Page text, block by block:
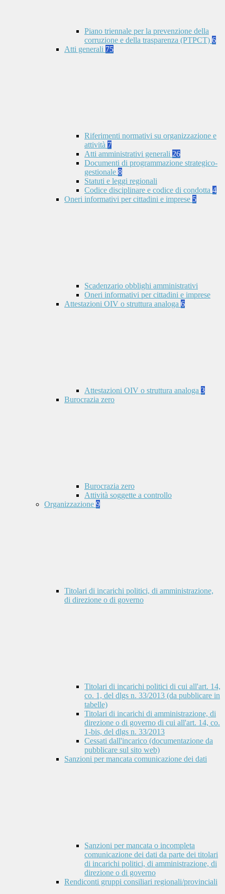
Piano triennale per la prevenzione della
corruzione e della trasparenza (PTPCT) 6
Atti generali 75
Riferimenti normativi su organizzazione e
attività 7
Atti amministrativi generali 26
Documenti di programmazione strategico-
gestionale 8
Statuti e leggi regionali
Codice disciplinare e codice di condotta 4
Oneri informativi per cittadini e imprese 5
Scadenzario obblighi amministrativi
Oneri informativi per cittadini e imprese
Attestazioni OIV o struttura analoga 6
Attestazioni OIV o struttura analoga 3
Burocrazia zero
Burocrazia zero
Attività soggette a controllo
Organizzazione 9
Titolari di incarichi politici, di amministrazione,
di direzione o di governo
Titolari di incarichi politici di cui all'art. 14,
co. 1, del dlgs n. 33/2013 (da pubblicare in
tabelle)
Titolari di incarichi di amministrazione, di
direzione o di governo di cui all'art. 14, co.
1-bis, del dlgs n. 33/2013
Cessati dall'incarico (documentazione da
pubblicare sul sito web)
Sanzioni per mancata comunicazione dei dati
Sanzioni per mancata o incompleta
comunicazione dei dati da parte dei titolari
di incarichi politici, di amministrazione, di
direzione o di governo
Rendiconti gruppi consiliari regionali/provinciali